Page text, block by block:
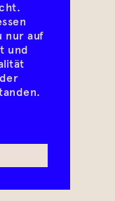
nur auf
und